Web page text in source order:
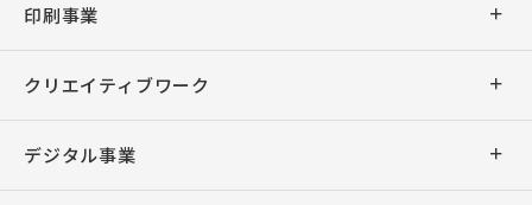
印刷事業
商業印刷
クリエイティブワーク
デザイン
デジタル事業